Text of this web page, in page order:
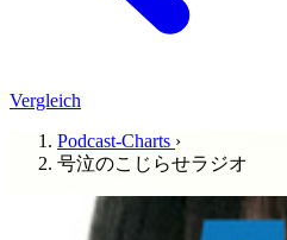
Vergleich
Podcast-Charts ›
号泣のこじらせラジオ